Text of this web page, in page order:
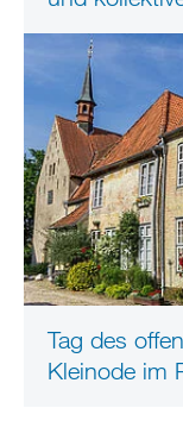
Tag des
Kleinode im